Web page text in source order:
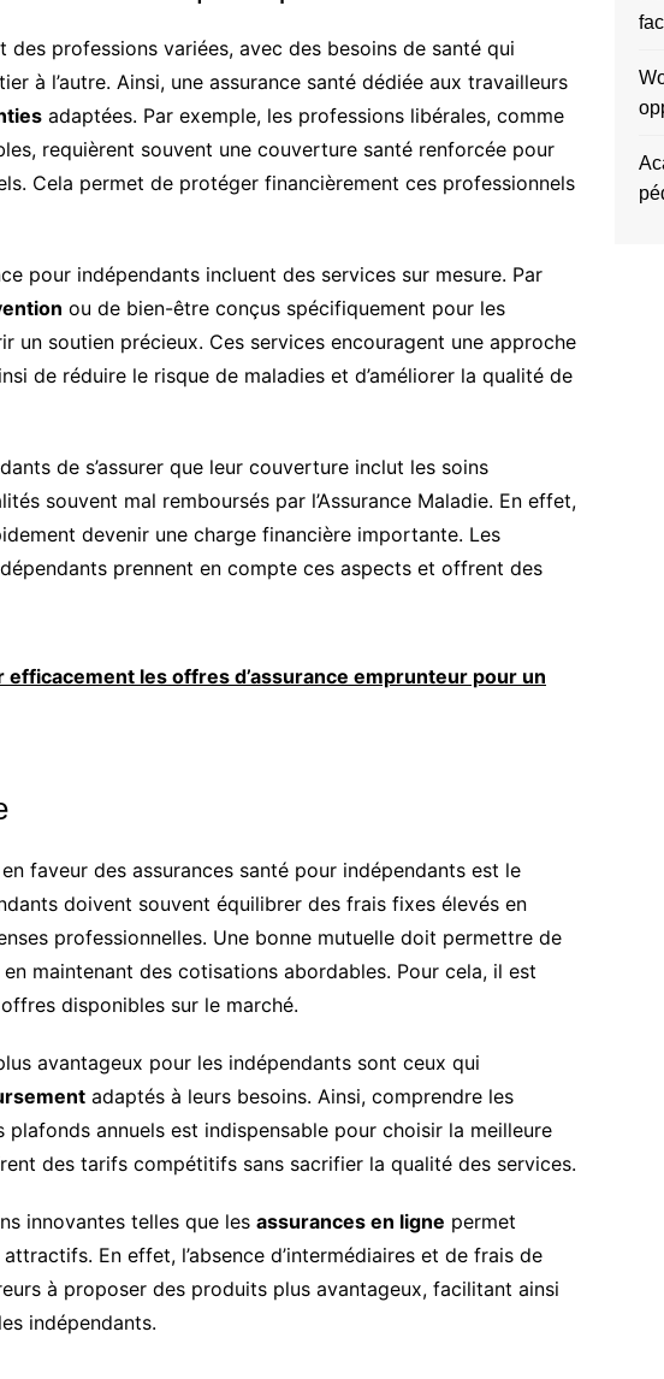
des professions variées, avec des besoins de santé qui
à l’autre. Ainsi, une assurance santé dédiée aux travailleurs
adaptées. Par exemple, les professions libérales, comme
requièrent souvent une couverture santé renforcée pour
Cela permet de protéger financièrement ces professionnels
pour indépendants incluent des services sur mesure. Par
ou de bien-être conçus spécifiquement pour les
un soutien précieux. Ces services encouragent une approche
de réduire le risque de maladies et d’améliorer la qualité de
de s’assurer que leur couverture inclut les soins
souvent mal remboursés par l’Assurance Maladie. En effet,
devenir une charge financière importante. Les
prennent en compte ces aspects et offrent des
efficacement les offres d’assurance emprunteur pour un
faveur des assurances santé pour indépendants est le
doivent souvent équilibrer des frais fixes élevés en
professionnelles. Une bonne mutuelle doit permettre de
maintenant des cotisations abordables. Pour cela, il est
disponibles sur le marché.
avantageux pour les indépendants sont ceux qui
adaptés à leurs besoins. Ainsi, comprendre les
annuels est indispensable pour choisir la meilleure
des tarifs compétitifs sans sacrifier la qualité des services.
innovantes telles que les assurances en ligne permet
En effet, l’absence d’intermédiaires et de frais de
à proposer des produits plus avantageux, facilitant ainsi
indépendants.